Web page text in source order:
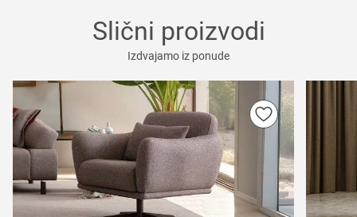
Slični proizvodi
Izdvajamo iz ponude